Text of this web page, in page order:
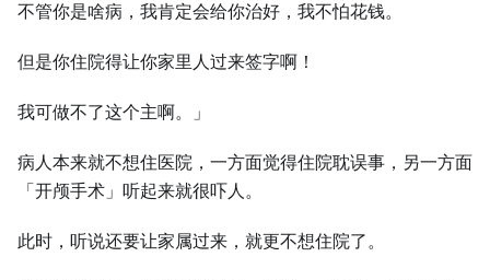
不管你是啥病，我肯定会给你治好，我不怕花钱。
但是你住院得让你家里人过来签字啊！
我可做不了这个主啊。」
病人本来就不想住医院，一方面觉得住院耽误事，另一方面
「开颅手术」听起来就很吓人。
此时，听说还要让家属过来，就更不想住院了。